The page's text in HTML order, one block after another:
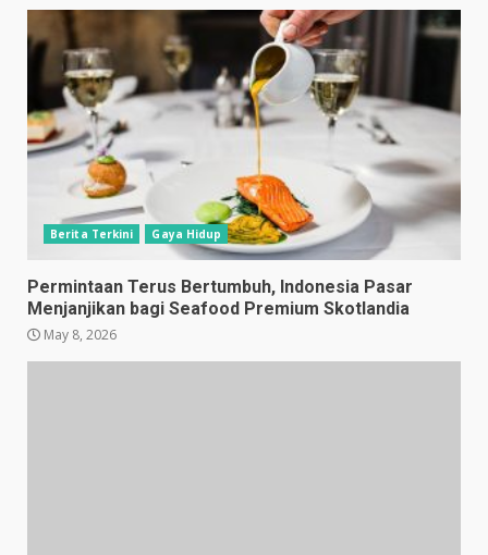
Berita Terkini Gaya Hidup
Permintaan Terus Bertumbuh, Indonesia Pasar
Menjanjikan bagi Seafood Premium Skotlandia
May 8, 2026